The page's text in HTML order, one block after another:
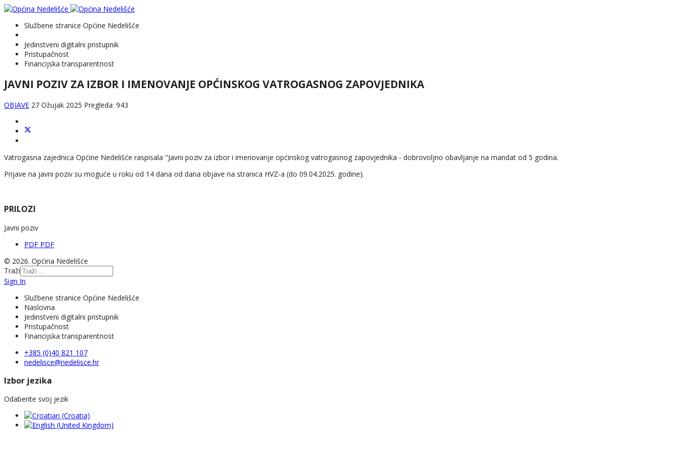
Službene stranice Općine Nedelišće
Jedinstveni digitalni pristupnik
Pristupačnost
Financijska transparentnost
JAVNI POZIV ZA IZBOR I IMENOVANJE OPĆINSKOG VATROGASNOG ZAPOVJEDNIKA
OBJAVE 27 Ožujak 2025 Pregleda: 943
Vatrogasna zajednica Općine Nedelišće raspisala "Javni poziv za izbor i imenovanje općinskog vatrogasnog zapovjednika - dobrovoljno obavljanje na mandat od 5 godina.
Prijave na javni poziv su moguće u roku od 14 dana od dana objave na stranica HVZ-a (do 09.04.2025. godine).
PRILOZI
Javni poziv
PDF PDF
© 2026. Općina Nedelišće
Traži
Sign In
Službene stranice Općine Nedelišće
Naslovna
Jedinstveni digitalni pristupnik
Pristupačnost
Financijska transparentnost
+385 (0)40 821 107
nedelisce@nedelisce.hr
Izbor jezika
Odaberite svoj jezik